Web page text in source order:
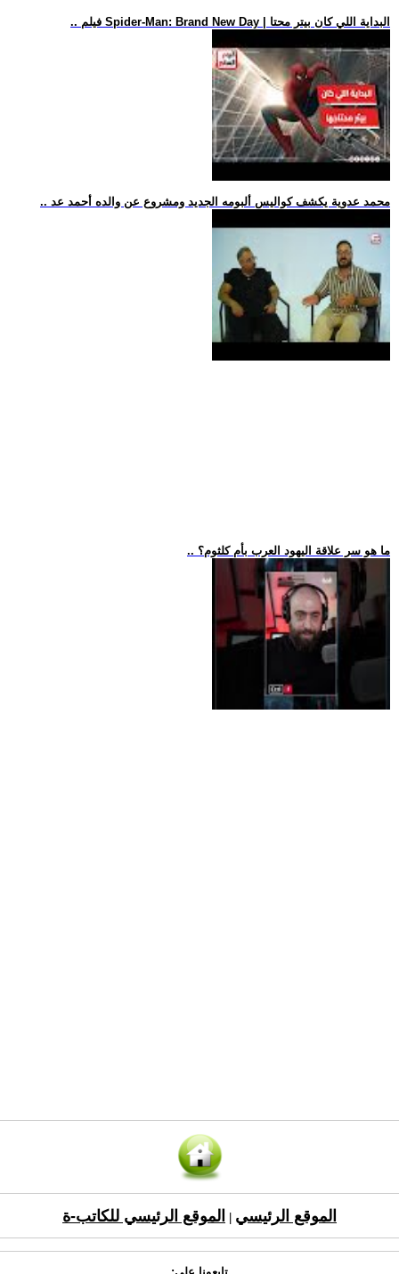
.. فيلم Spider-Man: Brand New Day | البداية اللي كان بيتر محتا
.. محمد عدوية يكشف كواليس ألبومه الجديد ومشروع عن والده أحمد عد
.. ما هو سر علاقة اليهود العرب بأم كلثوم؟
الموقع الرئيسي الموقع الرئيسي للكاتب-ة